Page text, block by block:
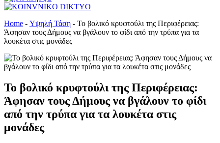
Home - Υψηλή Τάση - Το βολικό κρυφτούλι της Περιφέρειας:
Άφησαν τους Δήμους να βγάλουν το φίδι από την τρύπα για τα
λουκέτα στις μονάδες
Το βολικό κρυφτούλι της Περιφέρειας:
Άφησαν τους Δήμους να βγάλουν το φίδι
από την τρύπα για τα λουκέτα στις
μονάδες